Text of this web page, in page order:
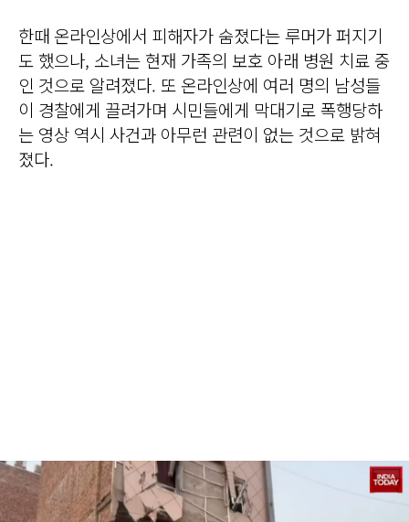
한때 온라인상에서 피해자가 숨졌다는 루머가 퍼지기
도 했으나, 소녀는 현재 가족의 보호 아래 병원 치료 중
인 것으로 알려졌다. 또 온라인상에 여러 명의 남성들
이 경찰에게 끌려가며 시민들에게 막대기로 폭행당하
는 영상 역시 사건과 아무런 관련이 없는 것으로 밝혀
졌다.